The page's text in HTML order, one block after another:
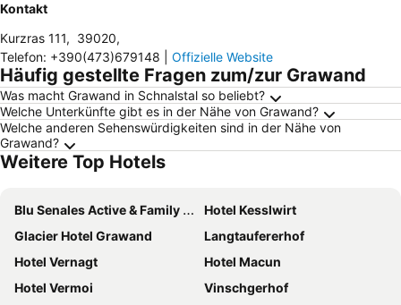
Kontakt
Kurzras 111, 39020,
Telefon: +390(473)679148 Offizielle Website
Häufig gestellte Fragen zum/zur Grawand
Was macht Grawand in Schnalstal so beliebt?
Welche Unterkünfte gibt es in der Nähe von Grawand?
Welche anderen Sehenswürdigkeiten sind in der Nähe von
Grawand?
Weitere Top Hotels
Blu Senales Active & Family Resort
Hotel Kesslwirt
Glacier Hotel Grawand
Langtaufererhof
Hotel Vernagt
Hotel Macun
Hotel Vermoi
Vinschgerhof